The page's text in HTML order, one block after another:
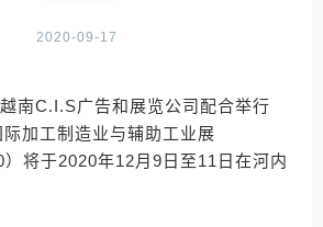
2020-09-17
南C.I.S广告和展览公司配合举行
加工制造业与辅助工业展
）将于2020年12月9日至11日在河内